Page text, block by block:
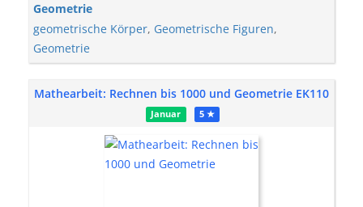
Geometrie
geometrische Körper, Geometrische Figuren,
Geometrie
Mathearbeit: Rechnen bis 1000 und Geometrie EK110
Januar 5 ★